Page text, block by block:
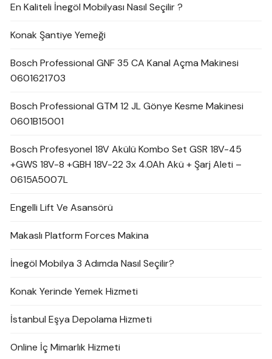
En Kaliteli İnegöl Mobilyası Nasıl Seçilir ?
Konak Şantiye Yemeği
Bosch Professional GNF 35 CA Kanal Açma Makinesi
0601621703
Bosch Professional GTM 12 JL Gönye Kesme Makinesi
0601B15001
Bosch Profesyonel 18V Akülü Kombo Set GSR 18V-45
+GWS 18V-8 +GBH 18V-22 3x 4.0Ah Akü + Şarj Aleti –
0615A5007L
Engelli Lift Ve Asansörü
Makaslı Platform Forces Makina
İnegöl Mobilya 3 Adımda Nasıl Seçilir?
Konak Yerinde Yemek Hizmeti
İstanbul Eşya Depolama Hizmeti
Online İç Mimarlık Hizmeti